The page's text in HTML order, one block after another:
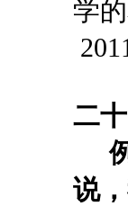
学
二十
说